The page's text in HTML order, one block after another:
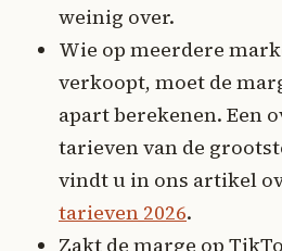
weinig over.
Wie op meerdere
verkoopt, moet de
apart berekenen. Een
tarieven van de
vindt u in ons artikel
tarieven 2026.
Zakt de marge op